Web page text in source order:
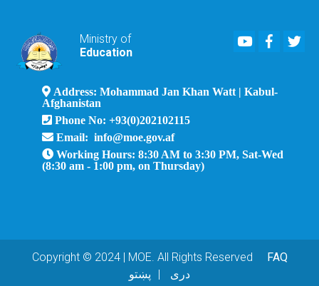
Ministry of
Education
Youtube
Address: Mohammad Jan Khan Watt | Kabul-
Afghanistan
Phone No: +93(0)202102115
Email: info@moe.gov.af
Working Hours: 8:30 AM to 3:30 PM, Sat-Wed
(8:30 am - 1:00 pm, on Thursday)
Copyright © 2024 | MOE. All Rights Reserved
FAQ
پښتو
دری